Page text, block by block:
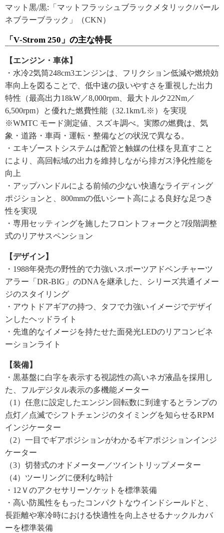
マット黒/黒:「マットフラッシュブラックメタリック/パール
ネブラーブラック」（CKN）
「V‐Strom 250」の主な特長
【エンジン・車体】
・水冷2気筒248cm3エンジンは、フリクション低減や燃焼効
率向上を図ることで、低中速の扱いやすさを重視した出力
特性（最高出力18kW／8,000rpm、最大トルク22Nm／
6,500rpm）と優れた燃費性能（32.1km/L※）を実現
※WMTC モード測定値、スズキ調べ。実際の燃費は、気
象・道路・車両・運転・整備などの状況で異なる。
・エキゾーストシステムは配管と触媒の仕様を見直すこと
により、高回転域の出力を維持しながら排ガス浄化性能を
向上
・アップハンドルによる前傾の少ない快適なライディング
ポジションと、800mmの低いシート高による良好な足つき
性を実現
・専用セッティングを施したフロントフォークと7段階調整
式のリアサスペンション
【デザイン】
・1988年発売の野性的で力強いスポーツアドベンチャーツ
アラー「DR‐BIG」のDNAを継承した、シリーズ共通イメー
ジのスタイリング
・アウトドアギアの持つ、タフで力強いイメージでデザイ
ンしたヘッドライト
・先進的なイメージを持たせた面発光LEDのリアコンビネ
ーションライト
【装備】
・黒基盤に白字を表示する視認性の高いネガ液晶を採用し
た、フルデジタル表示の多機能メーター
（1）任意に設定したエンジン回転数に到達するとランプの
点灯／点滅でシフトチェンジのタイミングを知らせるRPM
インジケーター
（2）一目でギアポジションがわかるギアポジションインジ
ケーター
（3）切替式のオドメーター／ツイントリップメーター
（4）ツーリングに便利な時計
・12Ｖのアクセサリーソケットを標準装備
・高い防風性をもったコンパクトなウインドシールドと、
長距離や寒冷時における快適性を向上させるナックルカバ
ーを標準装備